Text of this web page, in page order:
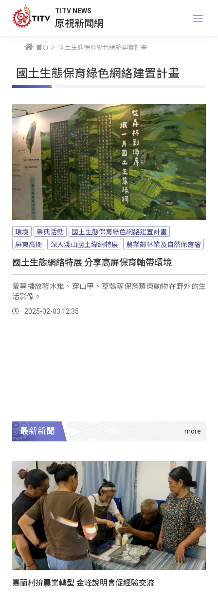
TITV NEWS
原視新聞網
首頁 國土生態保育綠色網絡建置計畫
國土生態保育綠色網絡建置計畫
環境 祭典活動
國土生態保育綠色網絡建置計畫
屏東高樹
深入淺山國土綠網特展 農業部林業及自然保育署
國土生態網絡特展 分享高屏保育軸帶環境
螢幕播放著水雉、穿山甲、草鴞等保育類東動物在野外的生
活影像。
2025-02-03 12:35
最新新聞
嘉蘭村拚農業轉型 金峰說明會促經驗交流